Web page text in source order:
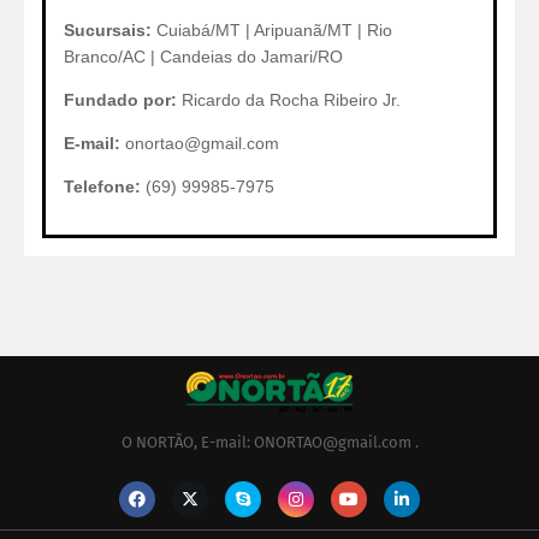
Sucursais: Cuiabá/MT | Aripuanã/MT | Rio
Branco/AC | Candeias do Jamari/RO
Fundado por: Ricardo da Rocha Ribeiro Jr.
E-mail: onortao@gmail.com
Telefone: (69) 99985-7975
O NORTÃO, E-mail: ONORTAO@gmail.com .